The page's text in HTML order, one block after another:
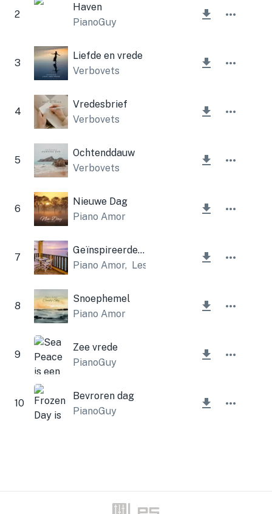
2
Haven
PianoGuy
3
Liefde en vrede
Verbovets
4
Vredesbrief
Verbovets
5
Ochtenddauw
Verbovets
6
Nieuwe Dag
Piano Amor
7
Geïnspireerde rust
Piano Amor, Lesfm
8
Snoephemel
Piano Amor
9
Zee vrede
PianoGuy
10
Bevroren dag
PianoGuy